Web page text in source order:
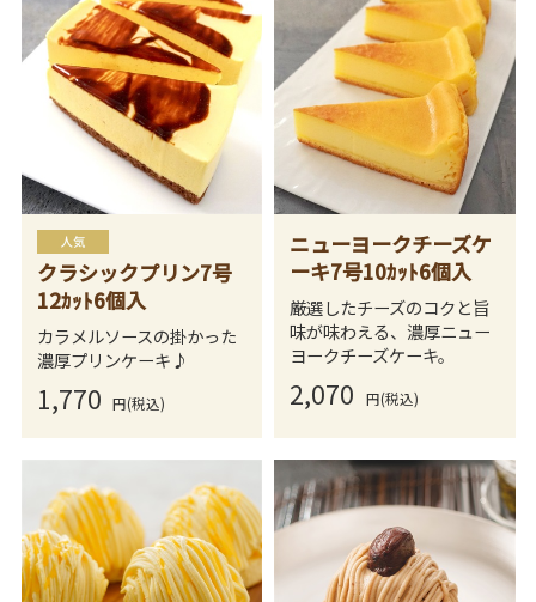
クラシックプリン7号
12ｶｯﾄ6個入
カラメルソースの掛かった
濃厚プリンケーキ♪
1,770 円(税込)
ニューヨークチーズケ
ーキ7号10ｶｯﾄ6個入
厳選したチーズのコクと旨
味が味わえる、濃厚ニュー
ヨークチーズケーキ。
2,070 円(税込)